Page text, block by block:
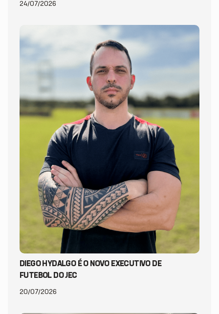
24/07/2026
DIEGO HYDALGO É O NOVO EXECUTIVO DE
FUTEBOL DO JEC
20/07/2026